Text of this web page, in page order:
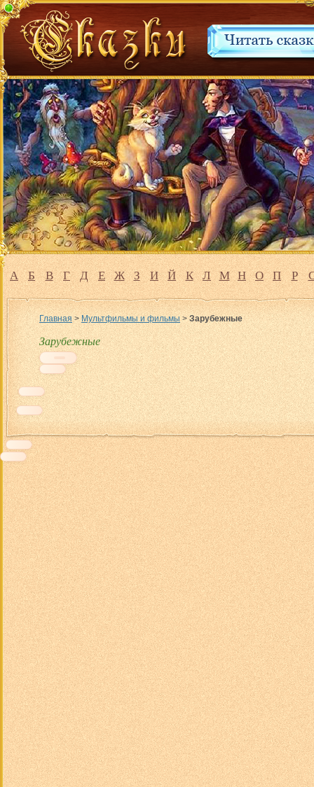
А Б В Г Д Е Ж З И Й К Л М Н О П Р
Главная >Мультфильмы и фильмы >Зарубежные
Зарубежные